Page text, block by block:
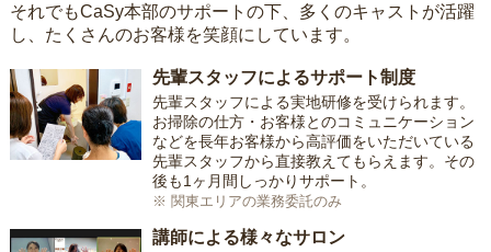
それでもCaSy本部のサポートの下、多くのキャストが活躍
し、たくさんのお客様を笑顔にしています。
先輩スタッフによるサポート制度
先輩スタッフによる実地研修を受けられます。
お掃除の仕方・お客様とのコミュニケーション
などを長年お客様から高評価をいただいている
先輩スタッフから直接教えてもらえます。その
後も1ヶ月間しっかりサポート。
※ 関東エリアの業務委託のみ
講師による様々なサロン